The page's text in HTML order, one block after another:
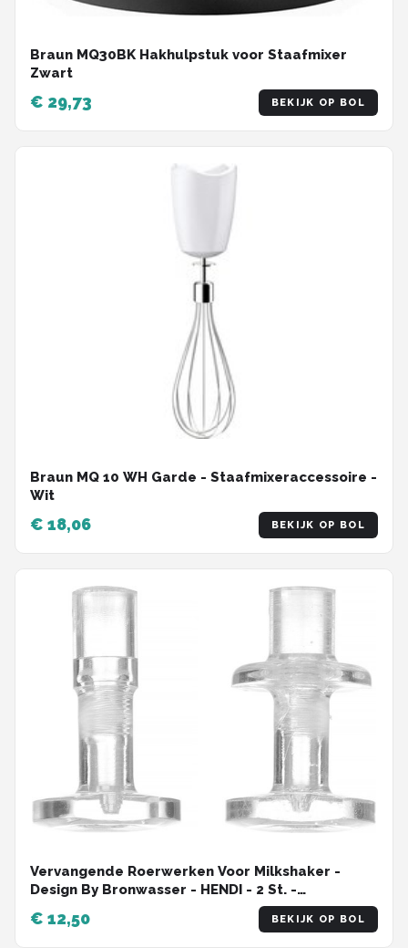
Braun MQ30BK Hakhulpstuk voor Staafmixer
Zwart
€ 29,73 BEKIJK OP BOL
Braun MQ 10 WH Garde - Staafmixeraccessoire -
Wit
€ 18,06 BEKIJK OP BOL
Vervangende Roerwerken Voor Milkshaker -
Design By Bronwasser - HENDI - 2 St. -
€ 12,50 BEKIJK OP BOL